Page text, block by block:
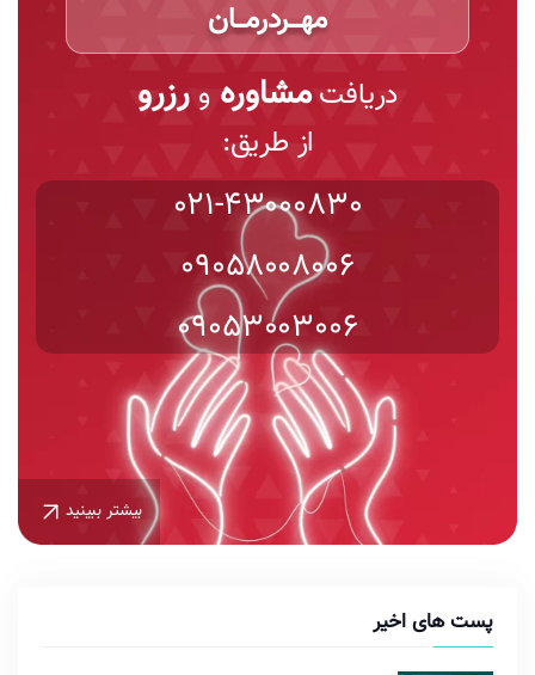
مهـــردرمـــان
دریافتمشاورهو رزرو
از طریق:
021-43000830
09058008006
09053003006
بیشتر ببینید
پست های اخیر